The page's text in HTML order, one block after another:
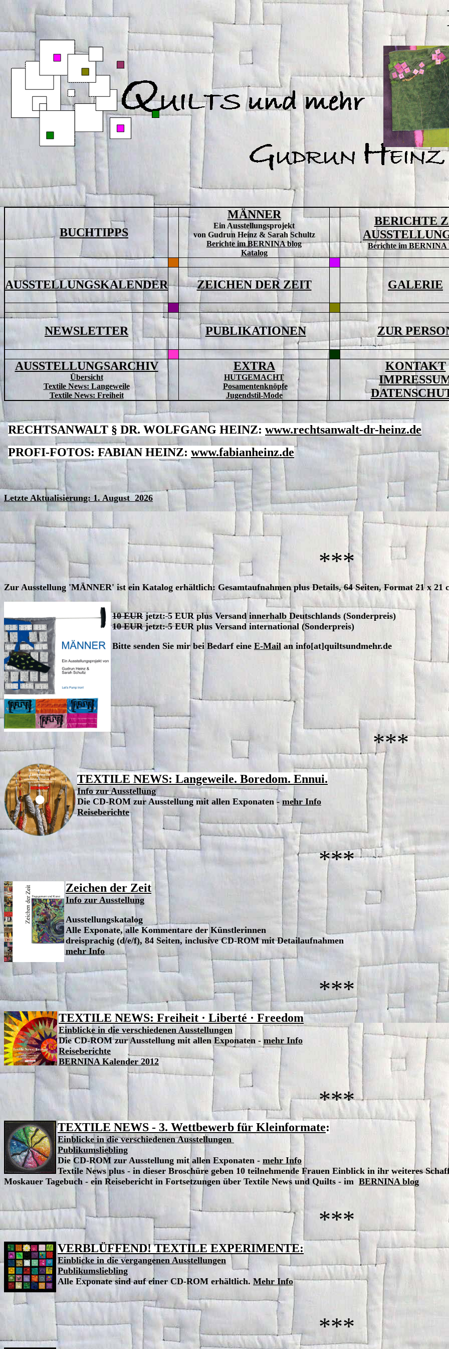
BUCHTIPPS
MÄNNER
Ein Ausstellungsprojekt
von Gudrun Heinz & Sarah Schultz
Berichte im BERNINA blog
Katalog
BERICHTE
Berichte im BERNINA
AUSSTELLUNGSKALENDER ZEICHEN DER ZEIT GALERIE
NEWSLETTER PUBLIKATIONEN ZUR
AUSSTELLUNGSARCHIV
Übersicht
Textile News: Langeweile
Textile News: Freiheit
EXTRA
HUTGEMACHT
Posamentenknöpfe
Jugendstil-Mode
KONTAKT
RECHTSANWALT § DR. WOLFGANG HEINZ: www.rechtsanwalt-dr-heinz.de
PROFI-FOTOS: FABIAN HEINZ: www.fabianheinz.de
Letzte Aktualisierung: 1. August 2026
***
Zur Ausstellung 'MÄNNER' ist ein Katalog erhältlich: Gesamtaufnahmen plus Details, 64 Seiten, Format 21 x 21
10 EURjetzt: 5EUR plus Versand innerhalb Deutschlands (Sonderpreis)
10 EURjetzt: 5 EUR plus Versand international (Sonderpreis)
Bitte senden Sie mir bei Bedarf eine E-Mail an info[at]quiltsundmehr.de
***
TEXTILE NEWS: Langeweile. Boredom. Ennui.
Info zur Ausstellung
Die CD-ROM zur Ausstellung mit allen Exponaten -mehr Info
Reiseberichte
***
Zeichen der Zeit
Info zur Ausstellung
Ausstellungskatalog
Alle Exponate, alle Kommentare der Künstlerinnen
dreisprachig (d/e/f), 84 Seiten, inclusive CD-ROM mit Detailaufnahmen
mehr Info
***
TEXTILE NEWS: Freiheit · Liberté · Freedom
Einblicke in die verschiedenen Ausstellungen
Die CD-ROM zur Ausstellung mit allen Exponaten -mehr Info
Reiseberichte
BERNINA Kalender 2012
***
TEXTILE NEWS - 3. Wettbewerb für Kleinformate:
Einblicke in die verschiedenen Ausstellungen
Publikumsliebling
Die CD-ROM zur Ausstellung mit allen Exponaten - mehr Info
Textile News plus - in dieser Broschüre geben 10 teilnehmende Frauen Einblick in ihr weiteres
Moskauer Tagebuch - ein Reisebericht in Fortsetzungen über Textile News und Quilts - im BERNINA blog
***
VERBLÜFFEND! TEXTILE EXPERIMENTE:
Einblicke in die vergangenen Ausstellungen
Publikumsliebling
Alle Exponate sind auf einer CD-ROM erhältlich. Mehr Info
***